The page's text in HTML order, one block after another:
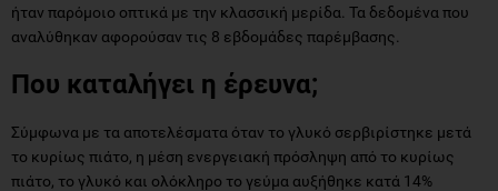
ήταν παρόμοιο οπτικά με την κλασσική μερίδα. Τα δεδομένα που
αναλύθηκαν αφορούσαν τις 8 εβδομάδες παρέμβασης.
Που καταλήγει η έρευνα;
Σύμφωνα με τα αποτελέσματα όταν το γλυκό σερβιρίστηκε μετά
το κυρίως πιάτο, η μέση ενεργειακή πρόσληψη από το κυρίως
πιάτο, το γλυκό και ολόκληρο το γεύμα αυξήθηκε κατά 14%